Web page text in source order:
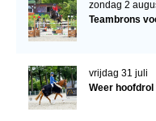
Zoek een NRPS
Informatie aan je
Onze fokkerij
zondag 2
Teambrons
vrijdag 31 juli
Weer hoofdrol